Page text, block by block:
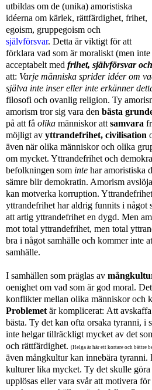
utbildas om de (unika) amoristiska
idéerna om kärlek, rättfärdighet, frihet,
egoism, gruppegoism och
självförsvar. Detta är viktigt för att
förklara vad som är moraliskt (men
acceptabelt med frihet, självförsvar
att: Varje människa sprider idéer om
själva inte inser eller inte erkänner
filosofi och ovanlig religion. Ty
amorism tror sig vara den bästa
på att få olika människor att samvara
möjligt av yttrandefrihet, civilisation
även när olika människor och olika
om mycket. Yttrandefrihet och
befolkningen som inte har amoristiska
sämre blir demokratin. Amorism
kan motverka korruption.
yttrandefrihet har aldrig funnits i något
att artig yttrandefrihet en dygd. Men
mot total yttrandefrihet, men total
bra i något samhälle och kommer inte
samhälle.
I samhällen som präglas av
oenighet om vad som är god moral.
konflikter mellan olika människor och
Problemet är komplicerat: Att
bästa. Ty det kan ofta orsaka tyranni, i
inte helgar tillräckligt mycket av det
och rättfärdighet. (Helga är här ett kortare och bättre
även mångkultur kan innebära tyranni.
kulturer lika mycket. Ty det skulle göra
upplösas eller vara svår att motivera